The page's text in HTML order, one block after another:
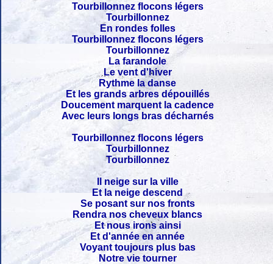
Tourbillonnez flocons légers
Tourbillonnez
En rondes folles
Tourbillonnez flocons légers
Tourbillonnez
La farandole
Le vent d'hiver
Rythme la danse
Et les grands arbres dépouillés
Doucement marquent la cadence
Avec leurs longs bras décharnés
Tourbillonnez flocons légers
Tourbillonnez
Tourbillonnez
Il neige sur la ville
Et la neige descend
Se posant sur nos fronts
Rendra nos cheveux blancs
Et nous irons ainsi
Et d'année en année
Voyant toujours plus bas
Notre vie tourner